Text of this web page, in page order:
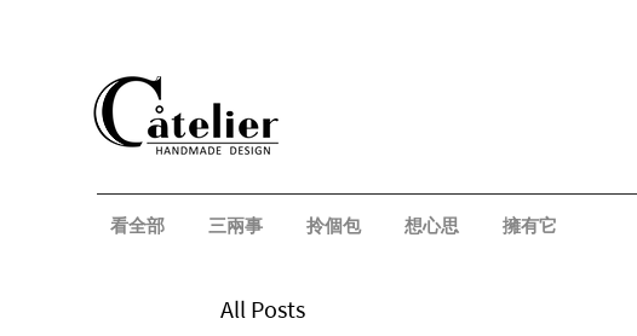
看全部 三兩事 拎個包 想心思 擁有它
All Posts